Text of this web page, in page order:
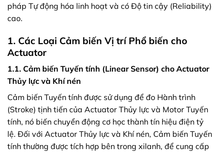
pháp Tự động hóa linh hoạt và có Độ tin cậy (Reliability)
cao.
1. Các Loại Cảm biến Vị trí Phổ biến cho
Actuator
1.1. Cảm biến Tuyến tính (Linear Sensor) cho Actuator
Thủy lực và Khí nén
Cảm biến Tuyến tính được sử dụng để đo Hành trình
(Stroke) tịnh tiến của Actuator Thủy lực và Motor Tuyến
tính, nó biến chuyển động cơ học thành tín hiệu điện tỷ
lệ. Đối với Actuator Thủy lực và Khí nén, Cảm biến Tuyến
tính thường được tích hợp bên trong xilanh, để cung cấp